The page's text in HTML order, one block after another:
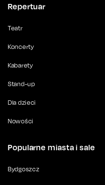
Repertuar
Teatr
Koncerty
Kabarety
Stand-up
Dla dzieci
Nowości
Popularne miasta i sale
Bydgoszcz